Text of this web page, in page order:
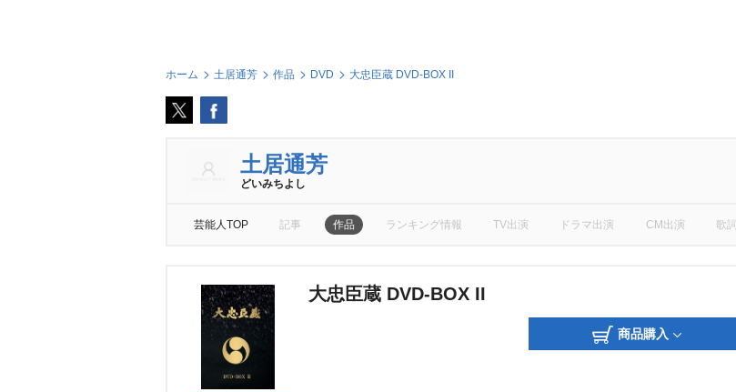
ホーム 土居通芳 作品 DVD 大忠臣蔵 DVD-BOX II
土居通芳
どいみちよし
芸能人TOP 記事 作品 ランキング情報 TV出演 ドラマ出演 CM出演 歌詞
大忠臣蔵 DVD-BOX II
商品購入